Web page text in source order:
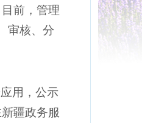
前，管理
审核、分
用，公示
疆政务服